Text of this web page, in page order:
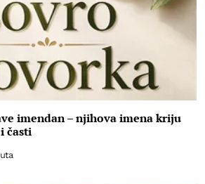
imendan – njihova imena kriju
časti